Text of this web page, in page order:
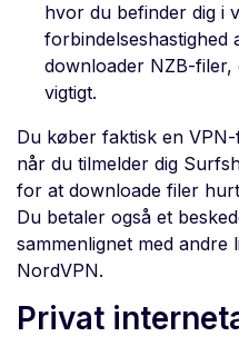
hvor du befinder dig i
forbindelseshastighed
downloader NZB-
vigtigt.
Du køber faktisk en
når du tilmelder dig
for at downloade filer
Du betaler også et
sammenlignet med andre
NordVPN.
Privat